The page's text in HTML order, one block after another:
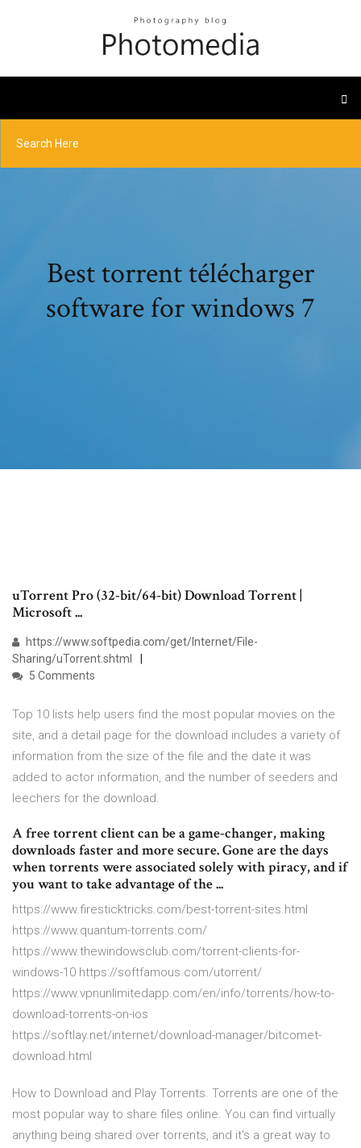
Best torrent télécharger
software for windows 7
uTorrent Pro (32-bit/64-bit) Download Torrent |
Microsoft ...
https://www.softpedia.com/get/Internet/File-
Sharing/uTorrent.shtml
5 Comments
Top 10 lists help users find the most popular movies on the
site, and a detail page for the download includes a variety of
information from the size of the file and the date it was
added to actor information, and the number of seeders and
leechers for the download.
A free torrent client can be a game-changer, making
downloads faster and more secure. Gone are the days
when torrents were associated solely with piracy, and if
you want to take advantage of the ...
https://www.firesticktricks.com/best-torrent-sites.html
https://www.quantum-torrents.com/
https://www.thewindowsclub.com/torrent-clients-for-
windows-10 https://softfamous.com/utorrent/
https://www.vpnunlimitedapp.com/en/info/torrents/how-to-
download-torrents-on-ios
https://softlay.net/internet/download-manager/bitcomet-
download.html
How to Download and Play Torrents. Torrents are one of the
most popular way to share files online. You can find virtually
anything being shared over torrents, and it's a great way to